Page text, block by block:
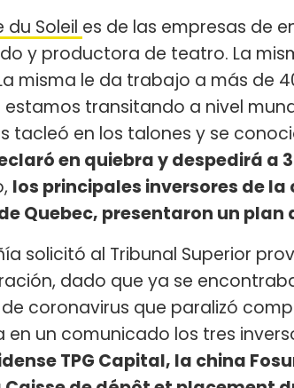
du Soleil es de las empresas de
y productora de teatro. La
misma le da trabajo a más de
transitando a nivel
tacleó en los talones y se
en quiebra y despedirá a
los principales inversores de
Quebec, presentaron un
solicitó al Tribunal Superior
dado que ya se
coronavirus que paralizó
en un comunicado los tres
TPG Capital, la china